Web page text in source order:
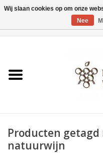
Wijnen
Wijnbar Antwerpen
Producten getagd
natuurwijn
Wij slaan cookies op om onze
Nee